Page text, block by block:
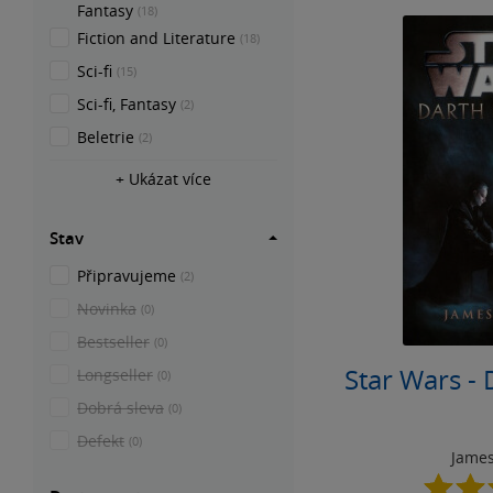
Star Wars -
Fantasy (18)
Fiction and Literature (18)
Sci-fi (15)
Sci-fi, Fantasy (2)
Beletrie (2)
+ Ukázat více
Stav
Připravujeme (2)
Novinka (0)
Bestseller (0)
Longseller (0)
Dobrá sleva (0)
Defekt (0)